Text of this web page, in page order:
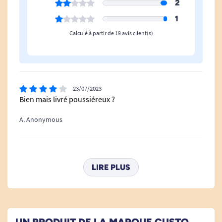
2
1
Calculé à partir de 19 avis client(s)
23/07/2023
Bien mais livré poussiéreux ?
A. Anonymous
Plus pratique que je m'y attendais
30/11/2020
LIRE PLUS